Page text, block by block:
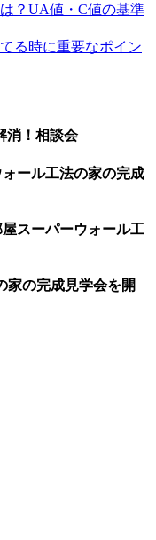
？UA値・C値の基準
る時に重要なポイン
消！相談会
ール工法の家の完成
屋スーパーウォール工
家の完成見学会を開